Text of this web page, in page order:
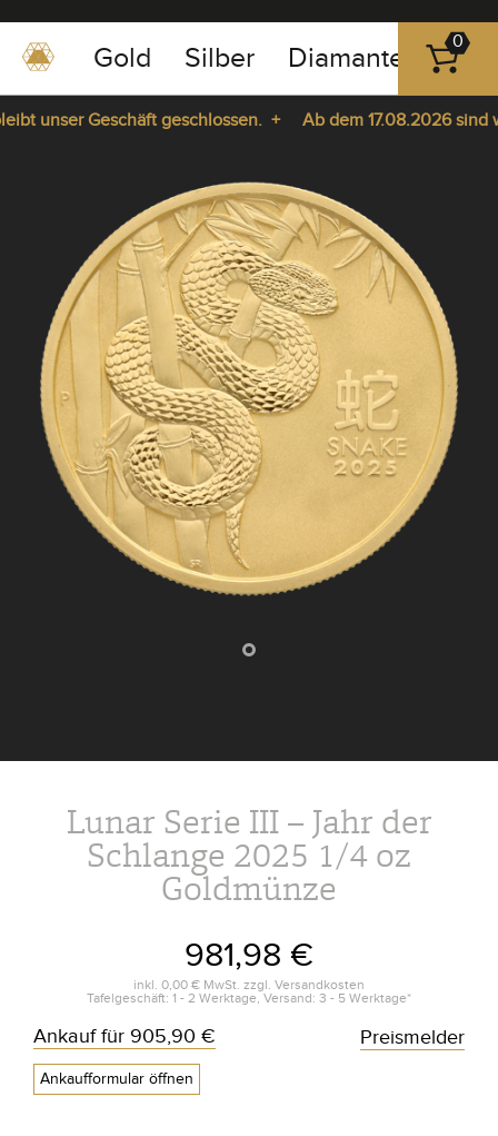
0351
-
43
Gold Silber Diamanten
0
unser Geschäft geschlossen. +
Ab dem 17.08.2026 sind
Lunar Serie III – Jahr der
Schlange 2025 1/4 oz
Goldmünze
981,98 €
inkl. 0,00 € MwSt. zzgl. Versandkosten
Tafelgeschäft: 1 - 2 Werktage, Versand: 3 - 5 Werktage*
Ankauf für 905,90 €
Ankaufformular öffnen
Preismelder